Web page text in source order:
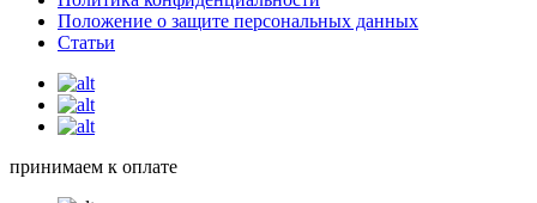
Положение о защите персональных данных
Статьи
принимаем к оплате